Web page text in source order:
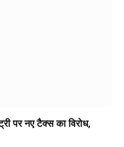
पर नए टैक्स का विरोध,